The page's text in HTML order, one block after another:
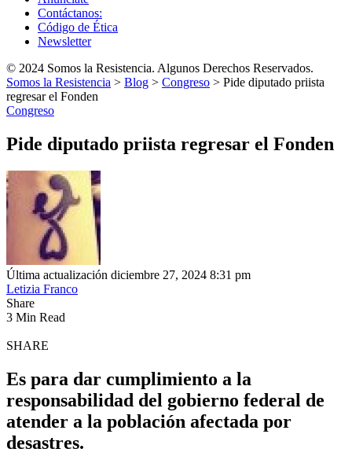
Contáctanos:
Código de Ética
Newsletter
© 2024 Somos la Resistencia. Algunos Derechos Reservados.
Somos la Resistencia > Blog > Congreso > Pide diputado priista
regresar el Fonden
Congreso
Pide diputado priista regresar el Fonden
Última actualización diciembre 27, 2024 8:31 pm
Letizia Franco
Share
3 Min Read
SHARE
Es para dar cumplimiento a la
responsabilidad del gobierno federal de
atender a la población afectada por
desastres.